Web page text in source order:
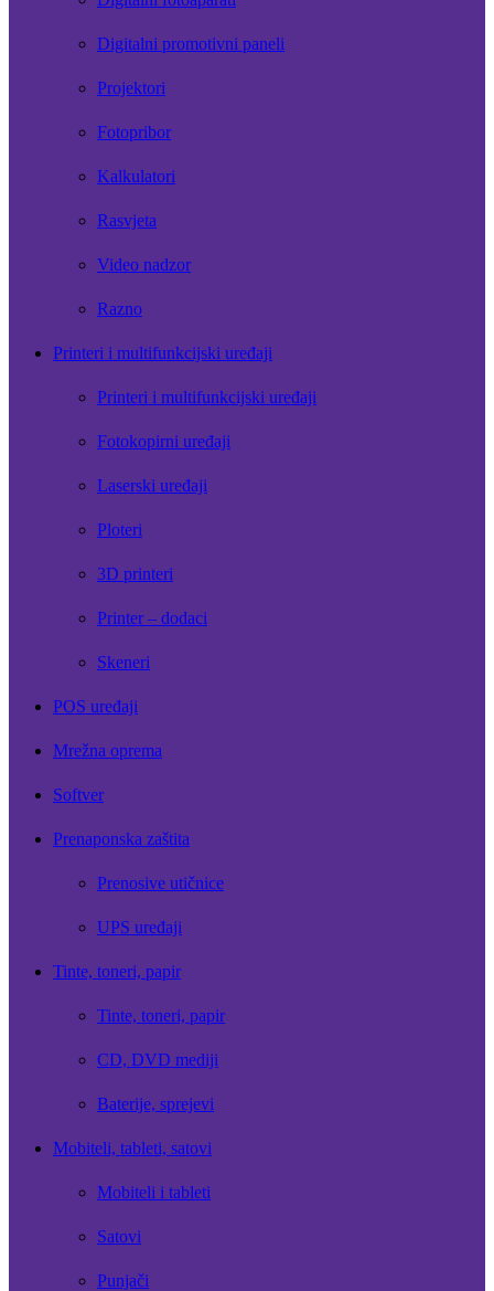
Digitalni promotivni paneli
Projektori
Fotopribor
Kalkulatori
Rasvjeta
Video nadzor
Razno
Printeri i multifunkcijski uređaji
Printeri i multifunkcijski uređaji
Fotokopirni uređaji
Laserski uređaji
Ploteri
3D printeri
Printer – dodaci
Skeneri
POS uređaji
Mrežna oprema
Softver
Prenaponska zaštita
Prenosive utičnice
UPS uređaji
Tinte, toneri, papir
Tinte, toneri, papir
CD, DVD mediji
Baterije, sprejevi
Mobiteli, tableti, satovi
Mobiteli i tableti
Satovi
Punjači